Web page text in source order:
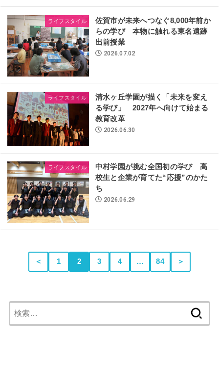
ライフスタイル
佐賀市が未来へつなぐ8,000年前か
らの学び 本物に触れる東名遺跡
出前授業
2026.07.02
ライフスタイル
清水ヶ丘学園が描く「未来を変え
る学び」 2027年へ向けて始まる
教育改革
2026.06.30
ライフスタイル
中村学園が挑む全国初の学び 高
校生と企業が育てた“応援”のかた
ち
2026.06.29
＜ 1 2 3 4 … 84 ＞
索: